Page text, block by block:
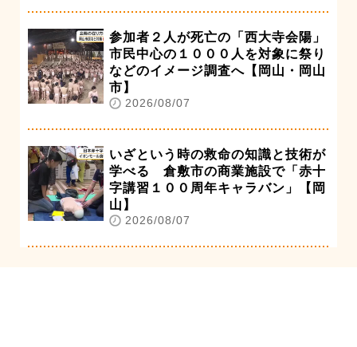
参加者２人が死亡の「西大寺会陽」
市民中心の１０００人を対象に祭り
などのイメージ調査へ【岡山・岡山
市】
2026/08/07
いざという時の救命の知識と技術が
学べる 倉敷市の商業施設で「赤十
字講習１００周年キャラバン」【岡
山】
2026/08/07